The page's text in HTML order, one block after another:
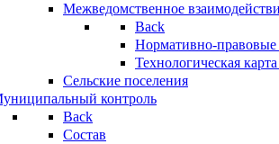
Межведомственное
Back
Нормативно-правовые
Технологическая
Сельские поселения
контроль
Back
Состав